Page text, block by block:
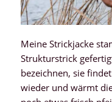
Meine Strickjacke
Strukturstrick
bezeichnen, sie
wieder und wärmt